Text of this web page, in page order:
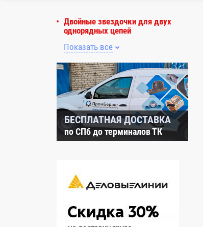
Двойные звездочки для двух
однорядных цепей
Показать все
БЕСПЛАТНАЯ ДОСТАВКА
по СПб до терминалов ТК